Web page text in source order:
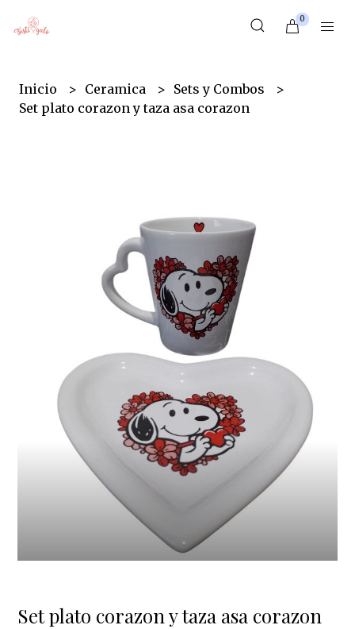
0
Inicio Ceramica
Sets y Combos
Set plato corazon y taza asa corazon
Set plato corazon y taza asa corazon